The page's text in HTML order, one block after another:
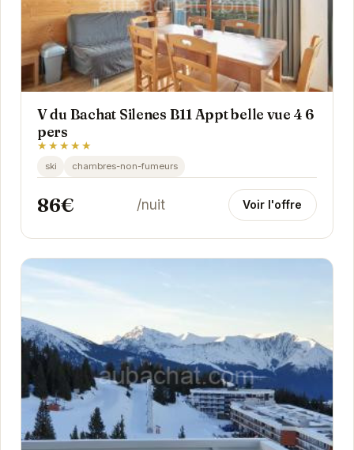
V du Bachat Silenes B11 Appt belle vue 4 6
pers
★★★★★
ski chambres-non-fumeurs
86€ /nuit Voir l'offre